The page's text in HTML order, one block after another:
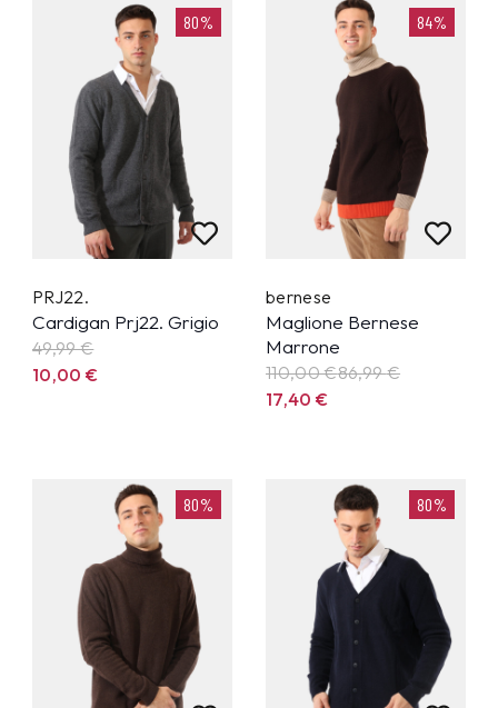
80%
PRJ22.
Cardigan Prj22. Grigio
49,99€
10,00€
84%
bernese
Maglione Bernese
Marrone
110,00 €86,99€
17,40€
80% 80%